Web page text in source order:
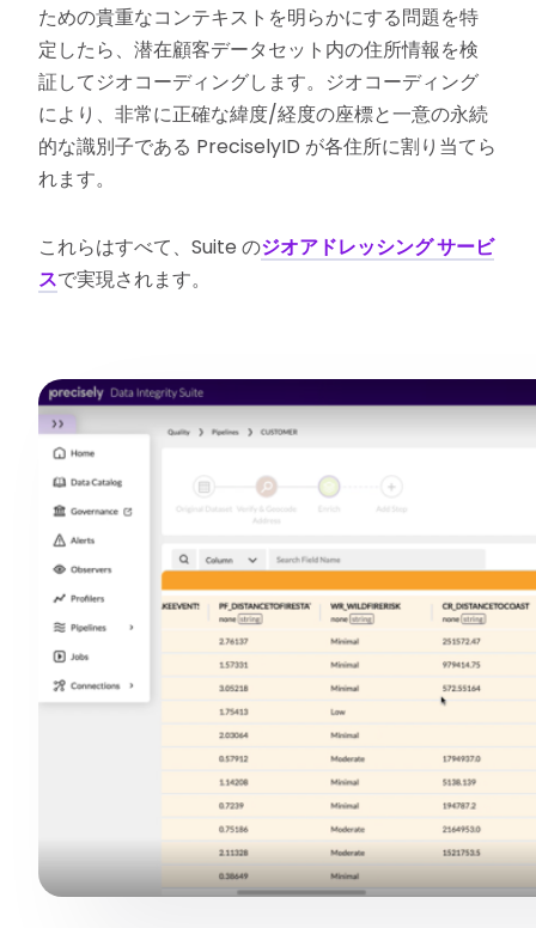
ための貴重なコンテキストを明らかにする問題を特
定したら、潜在顧客データセット内の住所情報を検
証してジオコーディングします。ジオコーディング
により、非常に正確な緯度/経度の座標と一意の永続
的な識別子である PreciselyID が各住所に割り当てら
れます。
これらはすべて、Suite のジオアドレッシング サービ
スで実現されます。